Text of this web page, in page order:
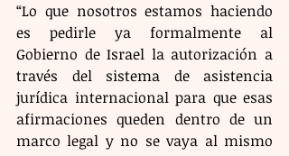
“Lo que nosotros estamos haciendo
es pedirle ya formalmente al
Gobierno de Israel la autorización a
través del sistema de asistencia
jurídica internacional para que esas
afirmaciones queden dentro de un
marco legal y no se vaya al mismo